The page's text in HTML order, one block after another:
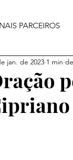
PARCEIROS
jan. de 2023 1 min